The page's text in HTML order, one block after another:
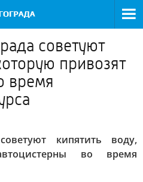
советуют
привозят
время
кипятить воду,
во время